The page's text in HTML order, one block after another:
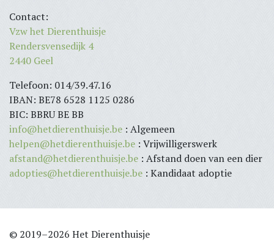
Contact:
Vzw het Dierenthuisje
Rendersvensedijk 4
2440 Geel
Telefoon: 014/39.47.16
IBAN: BE78 6528 1125 0286
BIC: BBRU BE BB
info@hetdierenthuisje.be : Algemeen
helpen@hetdierenthuisje.be : Vrijwilligerswerk
afstand@hetdierenthuisje.be : Afstand doen van een dier
adopties@hetdierenthuisje.be : Kandidaat adoptie
© 2019–2026 Het Dierenthuisje